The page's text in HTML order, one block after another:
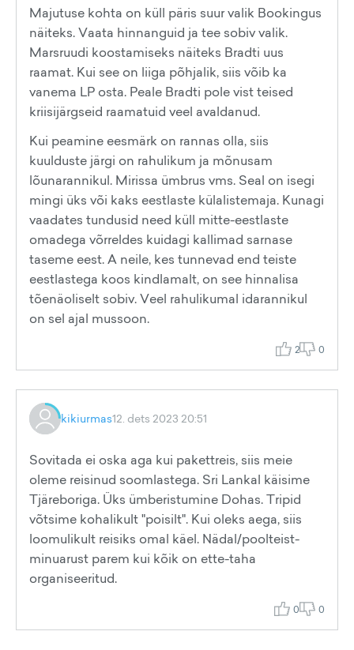
Majutuse kohta on küll päris suur valik Bookingus
näiteks. Vaata hinnanguid ja tee sobiv valik.
Marsruudi koostamiseks näiteks Bradti uus
raamat. Kui see on liiga põhjalik, siis võib ka
vanema LP osta. Peale Bradti pole vist teised
kriisijärgseid raamatuid veel avaldanud.
Kui peamine eesmärk on rannas olla, siis
kuulduste järgi on rahulikum ja mõnusam
lõunarannikul. Mirissa ümbrus vms. Seal on isegi
mingi üks või kaks eestlaste külalistemaja. Kunagi
vaadates tundusid need küll mitte-eestlaste
omadega võrreldes kuidagi kallimad sarnase
taseme eest. A neile, kes tunnevad end teiste
eestlastega koos kindlamalt, on see hinnalisa
tõenäoliselt sobiv. Veel rahulikumal idarannikul
on sel ajal mussoon.
2 0
kikiurmas12. dets 2023 20:51
Sovitada ei oska aga kui pakettreis, siis meie
oleme reisinud soomlastega. Sri Lankal käisime
Tjäreboriga. Üks ümberistumine Dohas. Tripid
võtsime kohalikult "poisilt". Kui oleks aega, siis
loomulikult reisiks omal käel. Nädal/poolteist-
minuarust parem kui kõik on ette-taha
organiseeritud.
0 0